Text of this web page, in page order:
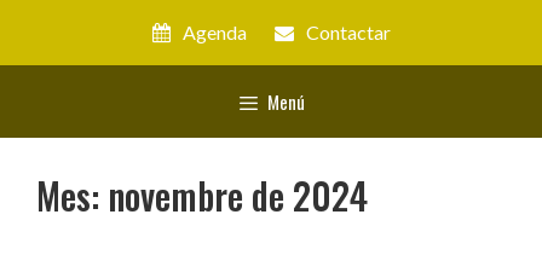
contingut
Agenda Contactar
Menú
Mes: novembre de 2024